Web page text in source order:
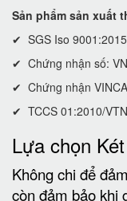
Sản phẩm sản xuất
✔ SGS Iso 9001:2015
✔ Chứng nhận số:
✔ Chứng nhận
✔ TCCS 01:2010/
Lựa chọn
Không chi để
còn đảm bảo khi